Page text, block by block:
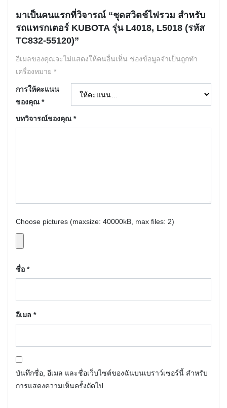
มาเป็นคนแรกที่วิจารณ์ “ชุดสวิตช์ไฟรวม สำหรับ
รถแทรกเตอร์ KUBOTA รุ่น L4018, L5018 (รหัส
TC832-55120)”
อีเมลของคุณจะไม่แสดงให้คนอื่นเห็น ช่องข้อมูลจำเป็นถูกทำ
เครื่องหมาย *
การให้คะแนน
ของคุณ *
บทวิจารณ์ของคุณ *
Choose pictures (maxsize: 40000kB, max files: 2)
ชื่อ *
อีเมล *
บันทึกชื่อ, อีเมล และชื่อเว็บไซต์ของฉันบนเบราว์เซอร์นี้ สำหรับ
การแสดงความเห็นครั้งถัดไป